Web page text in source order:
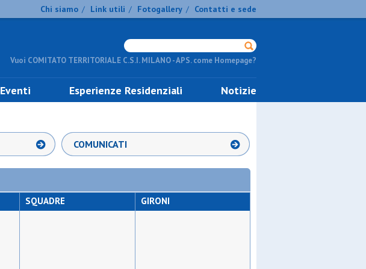
Chi siamo / Link utili / Fotogallery / Contatti e sede
Vuoi COMITATO TERRITORIALE C.S.I. MILANO - APS. come Homepage?
Eventi Esperienze Residenziali Notizie
COMUNICATI
SQUADRE GIRONI